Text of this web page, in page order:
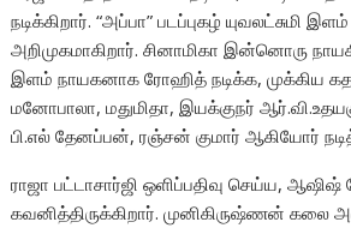
நடிக்கிறார். “அப்பா” படப்புகழ் யுவலட்சுமி
அறிமுகமாகிறார். சினாமிகா இன்னொரு
இளம் நாயகனாக ரோஹித் நடிக்க, முக்கிய
மனோபாலா, மதுமிதா, இயக்குநர்
பி.எல் தேனப்பன், ரஞ்சன் குமார் ஆகியோர்
ராஜா பட்டாசார்ஜி ஒளிப்பதிவு செய்ய,
கவனித்திருக்கிறார். முனிகிருஷ்ணன்